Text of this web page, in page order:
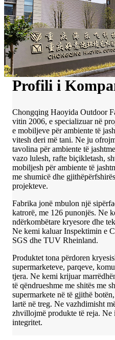
Profili i
Chongqing Haoyida Outdoor
vitin 2006, e specializuar në
e mobiljeve për ambiente të
vitesh deri më tani. Ne ju
tavolina për ambiente të
vazo lulesh, rafte biçikletash,
mobiljesh për ambiente të
me shumicë dhe
projekteve.
Fabrika jonë mbulon një
katrorë, me 126 punonjës. Ne
ndërkombëtare kryesore dhe
Ne kemi kaluar Inspektimin e
SGS dhe TUV Rheinland.
Produktet tona përdoren
supermarketeve, parqeve,
tjera. Ne kemi krijuar
të qëndrueshme me shitës me
supermarkete në të gjithë
lartë në treg. Ne vazhdimisht
zhvillojmë produkte të reja.
integritet.